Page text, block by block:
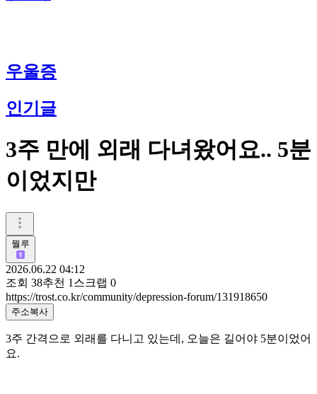
우울증
인기글
3주 만에 외래 다녀왔어요.. 5분
이었지만
뭘루
2026.06.22 04:12
조회 38추천 1 스크랩 0
https://trost.co.kr/community/depression-forum/131918650
주소복사
3주 간격으로 외래를 다니고 있는데, 오늘은 길어야 5분이었어
요.